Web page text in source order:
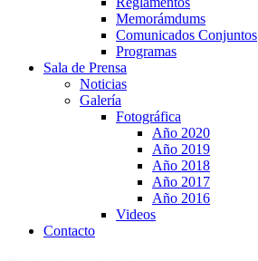
Memorámdums
Comunicados Conjuntos
Programas
Sala de Prensa
Noticias
Galería
Fotográfica
Año 2020
Año 2019
Año 2018
Año 2017
Año 2016
Videos
Contacto